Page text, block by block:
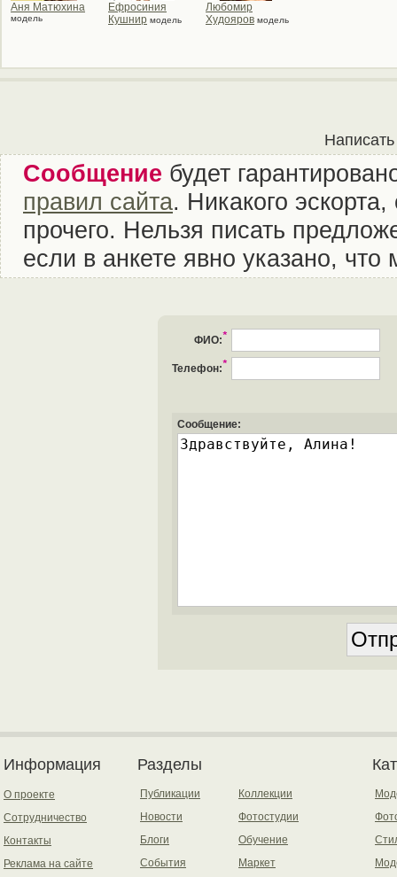
Аня Матюхина
модель
Ефросиния
Кушнир модель
Любомир
Худояров модель
Сообщение будет
правил сайта. Никакого
прочего. Нельзя писать
если в анкете явно указано,
ФИО:*
Телефон:*
Сообщение:
Информация
О проекте
Сотрудничество
Контакты
Реклама на сайте
Разделы
Публикации
Новости
Блоги
События
Коллекции
Фотостудии
Обучение
Маркет